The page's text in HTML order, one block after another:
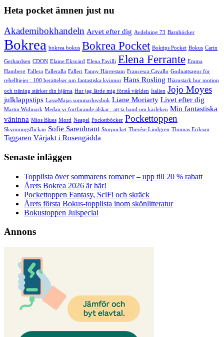
Heta pocket ämnen just nu
Akademibokhandeln Arvet efter dig Avdelning 73 Barnböcker
Bokrea bokrea bokus Bokrea Pocket Boktips Pocket Bokus Carin
Gerhardsen CDON Elaine Eksvärd Elena Favilli Elena Ferrante Emma
Hamberg Fallera Falleralla Falleri Fanny Härgestam Francesca Cavallo Godnattsagor för
rebelltjejer : 100 berättelser om fantastiska kvinnor Hans Rosling Hjärnstark hur motion
och träning stärker din hjärna Hur jag lärde mig förstå världen Italien Jojo Moyes
julklappstips LasseMajas sommarlovsbok Liane Moriarty Livet efter dig
Martin Widmark Medan vi fortfarande älskar : att ta hand om kärleken Min fantastiska
väninna Mios Blues Mord Neapel Pocketböcker Pockettoppen
Skymningsflickan Sofie Sarenbrant Storpocket Therése Lindgren Thomas Erikson
Tiggaren Vårjakt i Rosengädda
Senaste inläggen
Topplista över sommarens romaner – upp till 20 % rabatt
Årets Bokrea 2026 är här!
Pockettoppen Fantasy, SciFi och skräck
Årets första Bokus-topplista inom skönlitteratur
Bokustoppen Julspecial
Annons